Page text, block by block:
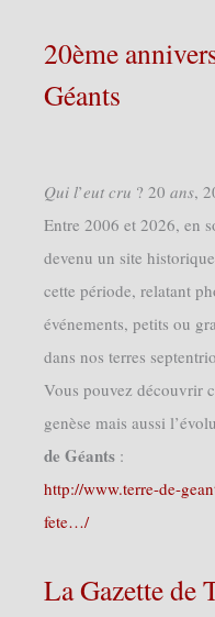
20ème
Géants
𝑄𝑢𝑖 𝑙’𝑒𝑢𝑡 𝑐𝑟𝑢 ? 20 𝑎𝑛𝑠,
Entre 2006 et 2026, en
devenu un site
cette période, relatant
événements, petits ou
dans nos terres
Vous pouvez découvrir
genèse mais aussi
de Géants :
http://www.terre-de-
fete…/
La Gazette de